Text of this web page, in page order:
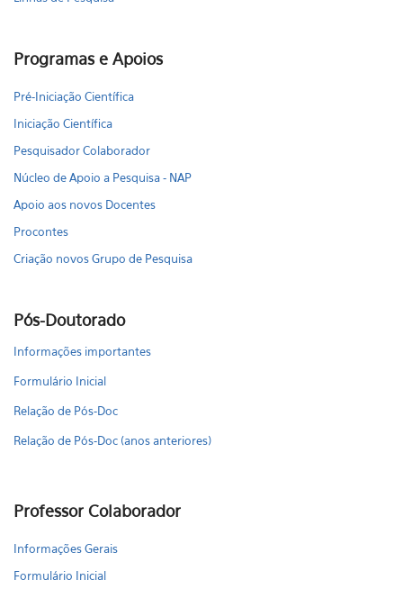
Programas e Apoios
Pré-Iniciação Científica
Iniciação Científica
Pesquisador Colaborador
Núcleo de Apoio a Pesquisa - NAP
Apoio aos novos Docentes
Procontes
Criação novos Grupo de Pesquisa
Pós-Doutorado
Informações importantes
Formulário Inicial
Relação de Pós-Doc
Relação de Pós-Doc (anos anteriores)
Professor Colaborador
Informações Gerais
Formulário Inicial